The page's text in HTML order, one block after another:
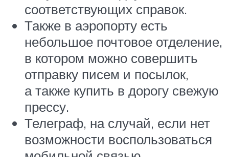
соответствующих справок.
Также в аэропорту есть
небольшое почтовое отделение,
в котором можно совершить
отправку писем и посылок,
а также купить в дорогу свежую
прессу.
Телеграф, на случай, если нет
возможности воспользоваться